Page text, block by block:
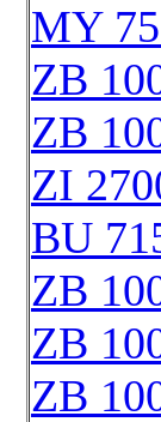
MY
ZB
ZB
ZI
BU
ZB
ZB
ZB